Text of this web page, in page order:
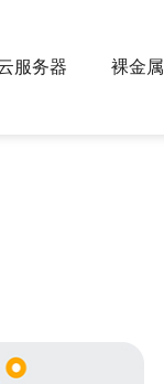
服务器 裸金属